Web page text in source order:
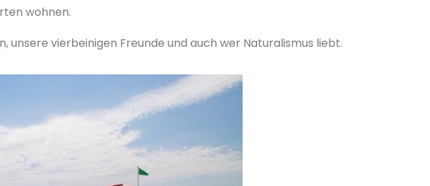
wohnen.
unsere vierbeinigen Freunde und auch wer Naturalismus liebt.